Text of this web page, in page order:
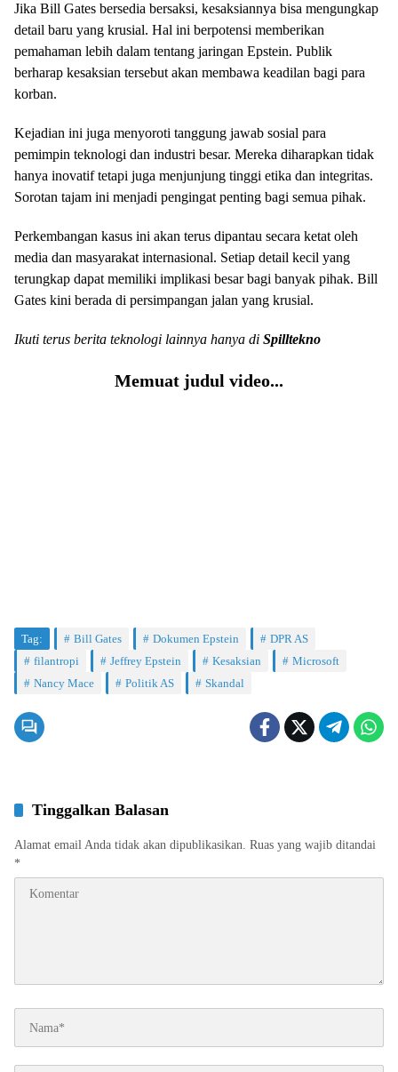
Jika Bill Gates bersedia bersaksi, kesaksiannya bisa mengungkap
detail baru yang krusial. Hal ini berpotensi memberikan
pemahaman lebih dalam tentang jaringan Epstein. Publik
berharap kesaksian tersebut akan membawa keadilan bagi para
korban.
Kejadian ini juga menyoroti tanggung jawab sosial para
pemimpin teknologi dan industri besar. Mereka diharapkan tidak
hanya inovatif tetapi juga menjunjung tinggi etika dan integritas.
Sorotan tajam ini menjadi pengingat penting bagi semua pihak.
Perkembangan kasus ini akan terus dipantau secara ketat oleh
media dan masyarakat internasional. Setiap detail kecil yang
terungkap dapat memiliki implikasi besar bagi banyak pihak. Bill
Gates kini berada di persimpangan jalan yang krusial.
Ikuti terus berita teknologi lainnya hanya di Spilltekno
Memuat judul video...
Tag: Bill Gates Dokumen Epstein
DPR AS
filantropi
Jeffrey Epstein Kesaksian
Microsoft
Nancy Mace
Politik AS Skandal
Tinggalkan Balasan
Alamat email Anda tidak akan dipublikasikan. Ruas yang wajib ditandai
*